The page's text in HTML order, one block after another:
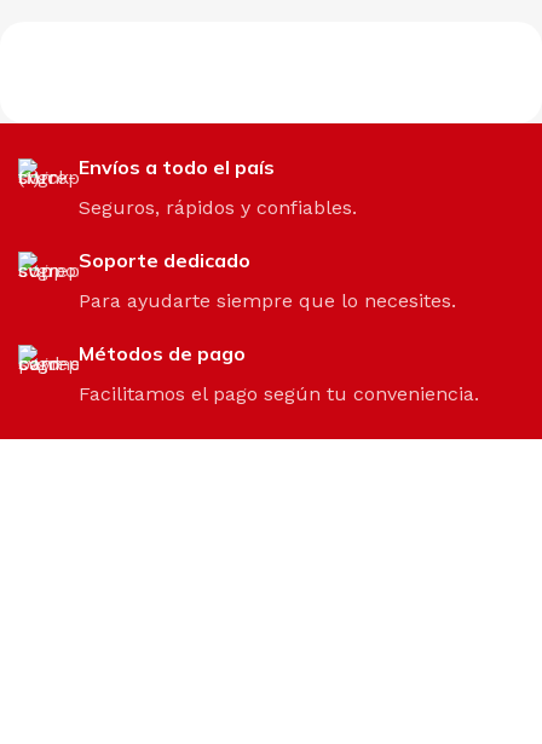
Envíos a todo el país
Seguros, rápidos y confiables.
Soporte dedicado
Para ayudarte siempre que lo necesites.
Métodos de pago
Facilitamos el pago según tu conveniencia.